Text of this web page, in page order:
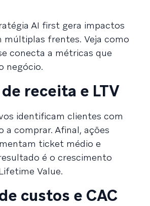
AI first gera impactos
múltiplas frentes. Veja como
conecta a métricas que
negócio.
receita e LTV
identificam clientes com
a comprar. Afinal, ações
ticket médio e
é o crescimento
Value.
custos e CAC